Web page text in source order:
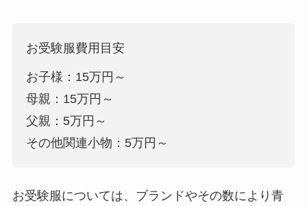
お受験服費用目安
お子様：15万円～
母親：15万円～
父親：5万円～
その他関連小物：5万円～
お受験服については、ブランドやその数により青